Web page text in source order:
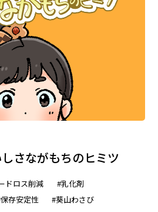
さながもちのヒミツ
ドロス削減
#乳化剤
存安定性
#葵山わさび